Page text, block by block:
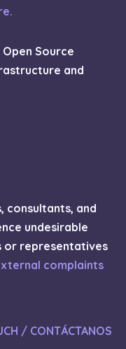
Source
and
consultants, and
undesirable
or representatives
complaints
/ CONTÁCTANOS